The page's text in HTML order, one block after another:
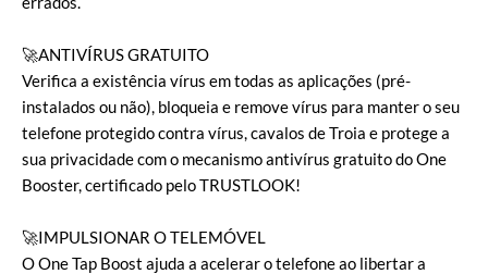
🚀ANTIVÍRUS GRATUITO
Verifica a existência vírus em todas as aplicações (pré-
instalados ou não), bloqueia e remove vírus para manter o seu
telefone protegido contra vírus, cavalos de Troia e protege a
sua privacidade com o mecanismo antivírus gratuito do One
Booster, certificado pelo TRUSTLOOK!
🚀IMPULSIONAR O TELEMÓVEL
O One Tap Boost ajuda a acelerar o telefone ao libertar a